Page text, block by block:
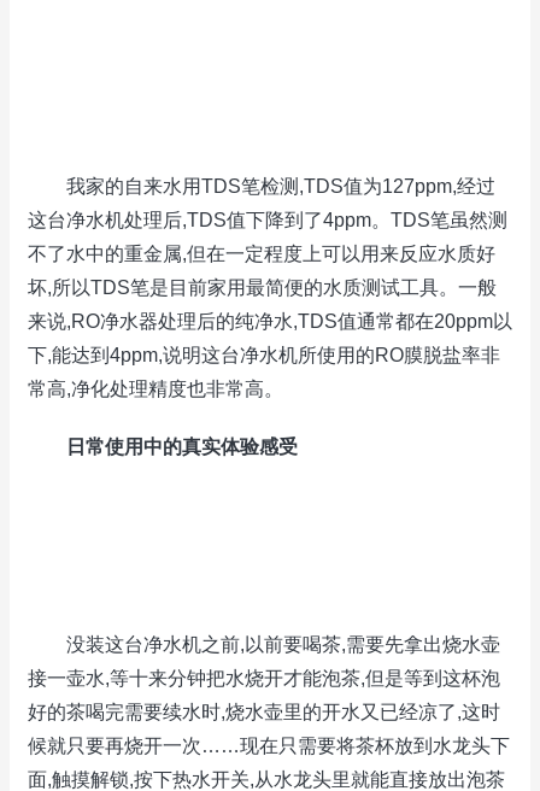
我家的自来水用TDS笔检测,TDS值为127ppm,经过
这台净水机处理后,TDS值下降到了4ppm。TDS笔虽然测
不了水中的重金属,但在一定程度上可以用来反应水质好
坏,所以TDS笔是目前家用最简便的水质测试工具。一般
来说,RO净水器处理后的纯净水,TDS值通常都在20ppm以
下,能达到4ppm,说明这台净水机所使用的RO膜脱盐率非
常高,净化处理精度也非常高。
日常使用中的真实体验感受
没装这台净水机之前,以前要喝茶,需要先拿出烧水壶
接一壶水,等十来分钟把水烧开才能泡茶,但是等到这杯泡
好的茶喝完需要续水时,烧水壶里的开水又已经凉了,这时
候就只要再烧开一次……现在只需要将茶杯放到水龙头下
面,触摸解锁,按下热水开关,从水龙头里就能直接放出泡茶